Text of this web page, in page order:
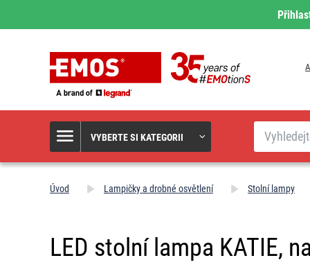
VYBERTE SI KATEGORII
Hledat
Úvod Lampičky a drobné osvětlení Stolní lampy
LED stolní lampa KATIE,